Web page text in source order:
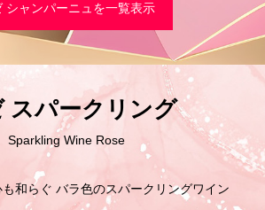
シャンパーニュを一覧表示
スパークリング
Sparkling Wine Rose
和らぐ バラ色のスパークリングワイン